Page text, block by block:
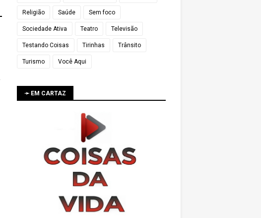
Religião Saúde Sem foco
Sociedade Ativa Teatro Televisão
Testando Coisas Tirinhas Trânsito
Turismo Você Aqui
➛ EM CARTAZ